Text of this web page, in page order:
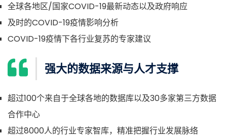
全球各地区/国家COVID-19最新动态以及政府响应
及时的COVID-19疫情影响分析
COVID-19疫情下各行业复苏的专家建议
强大的数据来源与人才支撑
超过100个来自于全球各地的数据库以及30多家第三方数据
合作中心
超过8000人的行业专家智库，精准把握行业发展脉络